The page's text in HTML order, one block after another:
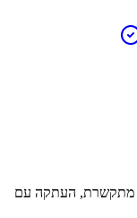
מתקשרת, העתקה עם